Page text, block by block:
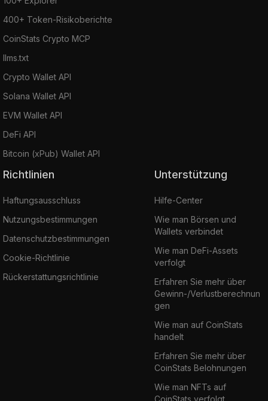
400+ Token-Risikoberichte
CoinStats Crypto MCP
llms.txt
Crypto Wallet API
Solana Wallet API
EVM Wallet API
DeFi API
Bitcoin (xPub) Wallet API
Richtlinien
Haftungsausschluss
Nutzungsbestimmungen
Datenschutzbestimmungen
Cookie-Richtlinie
Rückerstattungsrichtlinie
Unterstützung
Hilfe-Center
Wie man Börsen und
Wallets verbindet
Wie man DeFi-Assets
verfolgt
Erfahren Sie mehr über
Gewinn-/Verlustberechnun
gen
Wie man auf CoinStats
handelt
Erfahren Sie mehr über
CoinStats Belohnungen
Wie man NFTs auf
CoinStats verfolgt